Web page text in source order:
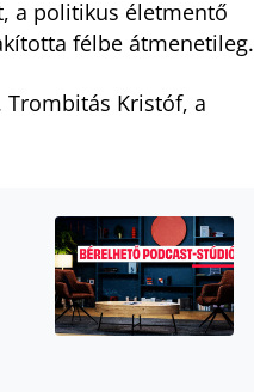
a politikus életmentő
félbe átmenetileg.
Trombitás Kristóf, a